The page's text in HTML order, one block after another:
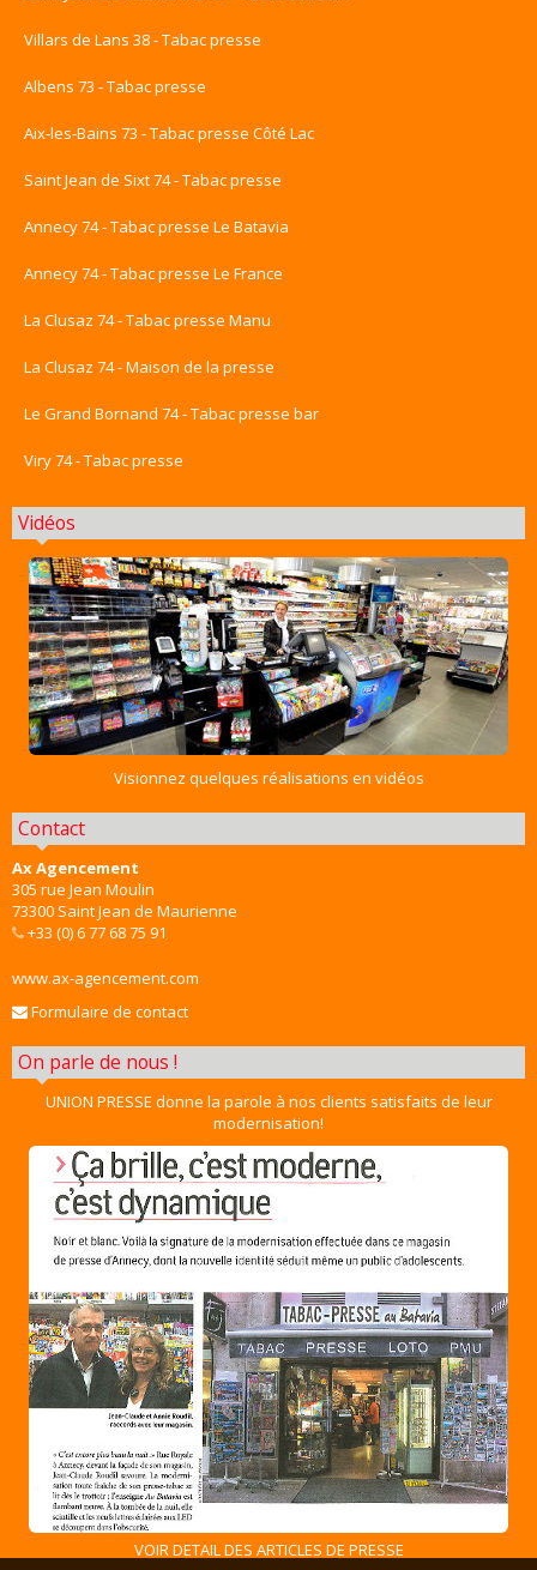
Villars de Lans 38 - Tabac presse
Albens 73 - Tabac presse
Aix-les-Bains 73 - Tabac presse Côté Lac
Saint Jean de Sixt 74 - Tabac presse
Annecy 74 - Tabac presse Le Batavia
Annecy 74 - Tabac presse Le France
La Clusaz 74 - Tabac presse Manu
La Clusaz 74 - Maison de la presse
Le Grand Bornand 74 - Tabac presse bar
Viry 74 - Tabac presse
Vidéos
Visionnez quelques réalisations en vidéos
Contact
Ax Agencement
305 rue Jean Moulin
73300 Saint Jean de Maurienne
+33 (0) 6 77 68 75 91
www.ax-agencement.com
Formulaire de contact
On parle de nous !
UNION PRESSE donne la parole à nos clients satisfaits de leur
modernisation!
VOIR DETAIL DES ARTICLES DE PRESSE